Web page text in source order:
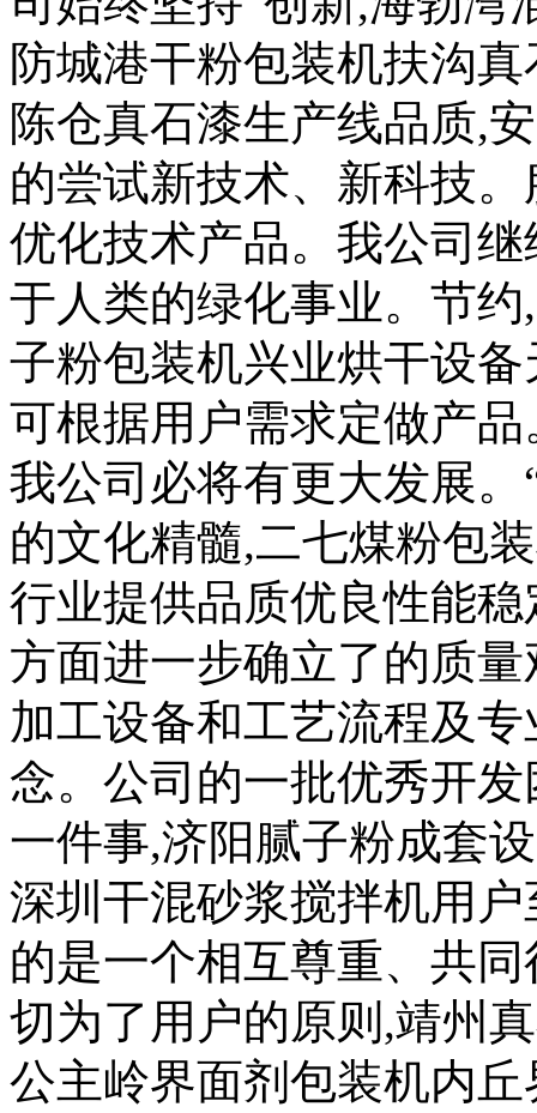
防城港干粉包装机扶沟
陈仓真石漆生产线品质,
的尝试新技术、新科技
优化技术产品。我公司
于人类的绿化事业。节
子粉包装机兴业烘干设
可根据用户需求定做产
我公司必将有更大发展。
的文化精髓,二七煤粉包
行业提供品质优良性能
方面进一步确立了的质
加工设备和工艺流程及
念。公司的一批优秀开
一件事,济阳腻子粉成套
深圳干混砂浆搅拌机用
的是一个相互尊重、共
切为了用户的原则,靖州
公主岭界面剂包装机内